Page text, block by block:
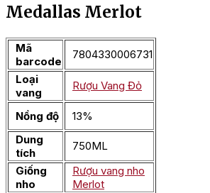
Medallas Merlot
Mã
barcode
7804330006731
Loại
vang
Rượu Vang Đỏ
Nồng độ
13%
Dung
tích
750ML
Giống
nho
Rượu vang nho
Merlot